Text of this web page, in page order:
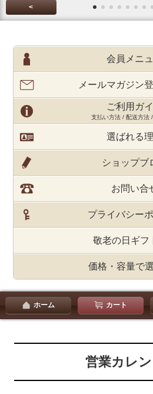
<
会員メニ
メールマガジン
ご利用ガ
支払い方法 / 配送方法
選ばれる
ショップブ
お問い合
プライバシー
敬老の日ギフ
価格・容量で
ホーム カート
営業カレ